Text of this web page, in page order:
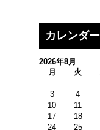
カレンダー
2026年8月
月
火
3
4
10
11
17
18
24
25